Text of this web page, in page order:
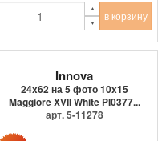
в корзину
Innova
24x62 на 5 фото 10x15
Maggiore XVII White PI0377...
арт. 5-11278